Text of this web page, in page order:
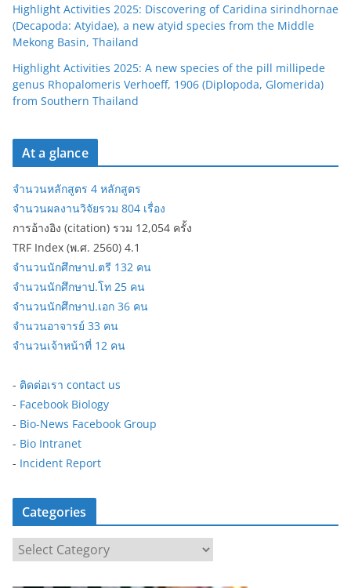
Highlight Activities 2025: Discovering of Caridina sirindhornae
(Decapoda: Atyidae), a new atyid species from the Middle
Mekong Basin, Thailand
Highlight Activities 2025: A new species of the pill millipede
genus Rhopalomeris Verhoeff, 1906 (Diplopoda, Glomerida)
from Southern Thailand
At a glance
จำนวนหลักสูตร 4 หลักสูตร
จำนวนผลงานวิจัยรวม 804 เรื่อง
การอ้างอิง (citation) รวม 12,054 ครั้ง
TRF Index (พ.ศ. 2560) 4.1
จำนวนนักศึกษาป.ตรี 132 คน
จำนวนนักศึกษาป.โท 25 คน
จำนวนนักศึกษาป.เอก 36 คน
จำนวนอาจารย์ 33 คน
จำนวนเจ้าหน้าที่ 12 คน
- ติดต่อเรา contact us
- Facebook Biology
- Bio-News Facebook Group
- Bio Intranet
- Incident Report
Categories
a